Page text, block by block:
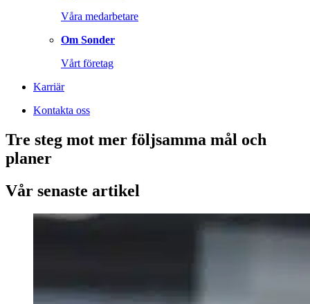
Våra medarbetare
Om Sonder
Vårt företag
Karriär
Kontakta oss
Tre steg mot mer följsamma mål och
planer
Vår senaste artikel